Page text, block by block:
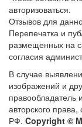
авторизоваться.
Отзывов для
Перепечатка и
размещенных на
согласия
В случае
изображений и
авторского
РФ. Copyright ©